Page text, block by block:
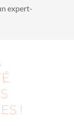
expert-
!